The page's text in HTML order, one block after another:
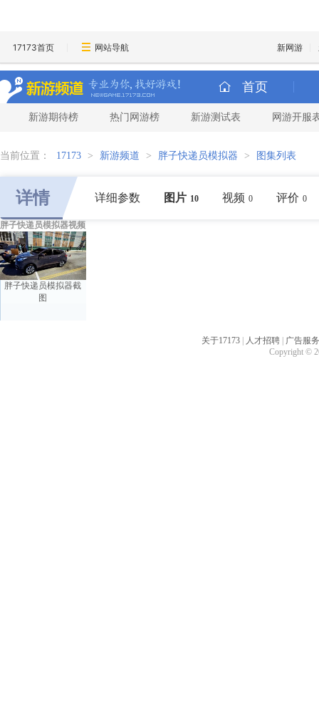
17173首页 网站导航 新网游
首页
新游期待榜 热门网游榜 新游测试表 网游开服
当前位置： 17173 > 新游频道 > 胖子快递员模拟器 > 图集列表
详情 详细参数 图片 10 视频 0 评价 0
胖子快递员模拟器视频
胖子快递员模拟器截
图
关于17173 人才招聘
广告服务
Copyright ©